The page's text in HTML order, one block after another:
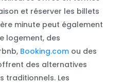
et réserver les billets
minute peut également
logement, des
Booking.comou des
des alternatives
traditionnels. Les